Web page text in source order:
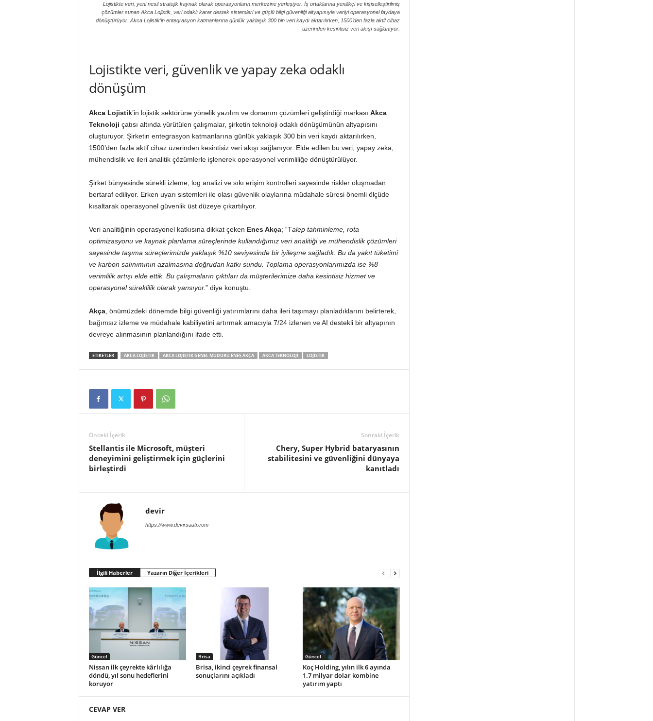
Lojistikte veri, yeni nesil stratejik kaynak olarak operasyonların merkezine yerleşiyor. İş ortaklarına yenilikçi ve kişiselleştirilmiş
çözümler sunan Akca Lojistik, veri odaklı karar destek sistemleri ve güçlü bilgi güvenliği altyapısıyla veriyi operasyonel faydaya
dönüştürüyor. Akca Lojistik’in entegrasyon katmanlarına günlük yaklaşık 300 bin veri kaydı aktarılırken, 1500’den fazla aktif cihaz
üzerinden kesintisiz veri akışı sağlanıyor.
Lojistikte veri, güvenlik ve yapay zeka odaklı
dönüşüm
Akca Lojistik’in lojistik sektörüne yönelik yazılım ve donanım çözümleri geliştirdiği markası Akca
Teknoloji çatısı altında yürütülen çalışmalar, şirketin teknoloji odaklı dönüşümünün altyapısını
oluşturuyor. Şirketin entegrasyon katmanlarına günlük yaklaşık 300 bin veri kaydı aktarılırken,
1500’den fazla aktif cihaz üzerinden kesintisiz veri akışı sağlanıyor. Elde edilen bu veri, yapay zeka,
mühendislik ve ileri analitik çözümlerle işlenerek operasyonel verimliliğe dönüştürülüyor.
Şirket bünyesinde sürekli izleme, log analizi ve sıkı erişim kontrolleri sayesinde riskler oluşmadan
bertaraf ediliyor. Erken uyarı sistemleri ile olası güvenlik olaylarına müdahale süresi önemli ölçüde
kısaltarak operasyonel güvenlik üst düzeye çıkartılıyor.
Veri analitiğinin operasyonel katkısına dikkat çeken Enes Akça; “Talep tahminleme, rota
optimizasyonu ve kaynak planlama süreçlerinde kullandığımız veri analitiği ve mühendislik çözümleri
sayesinde taşıma süreçlerimizde yaklaşık %10 seviyesinde bir iyileşme sağladık. Bu da yakıt tüketimi
ve karbon salınımının azalmasına doğrudan katkı sundu. Toplama operasyonlarımızda ise %8
verimlilik artışı elde ettik. Bu çalışmaların çıktıları da müşterilerimize daha kesintisiz hizmet ve
operasyonel süreklilik olarak yansıyor.” diye konuştu.
Akça, önümüzdeki dönemde bilgi güvenliği yatırımlarını daha ileri taşımayı planladıklarını belirterek,
bağımsız izleme ve müdahale kabiliyetini artırmak amacıyla 7/24 izlenen ve AI destekli bir altyapının
devreye alınmasının planlandığını ifade etti.
ETIKETLER AKCA LOJISTIK AKCA LOJISTIK GENEL MÜDÜRÜ ENES AKÇA AKCA TEKNOLOJI LOJISTIK
Önceki İçerik
Stellantis ile Microsoft, müşteri
deneyimini geliştirmek için güçlerini
birleştirdi
Sonraki İçerik
Chery, Super Hybrid bataryasının
stabilitesini ve güvenliğini dünyaya
kanıtladı
devir
https://www.devirsaati.com
İlgili Haberler Yazarın Diğer İçerikleri
Güncel
Nissan ilk çeyrekte kârlılığa
döndü, yıl sonu hedeflerini
koruyor
Brisa
Brisa, ikinci çeyrek finansal
sonuçlarını açıkladı
Güncel
Koç Holding, yılın ilk 6 ayında
1.7 milyar dolar kombine
yatırım yaptı
CEVAP VER